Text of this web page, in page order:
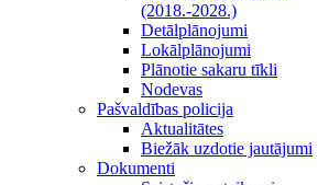
(2018.-2028.)
Detālplānojumi
Lokālplānojumi
Plānotie sakaru tīkli
Nodevas
Pašvaldības policija
Aktualitātes
Biežāk uzdotie jautājumi
Dokumenti